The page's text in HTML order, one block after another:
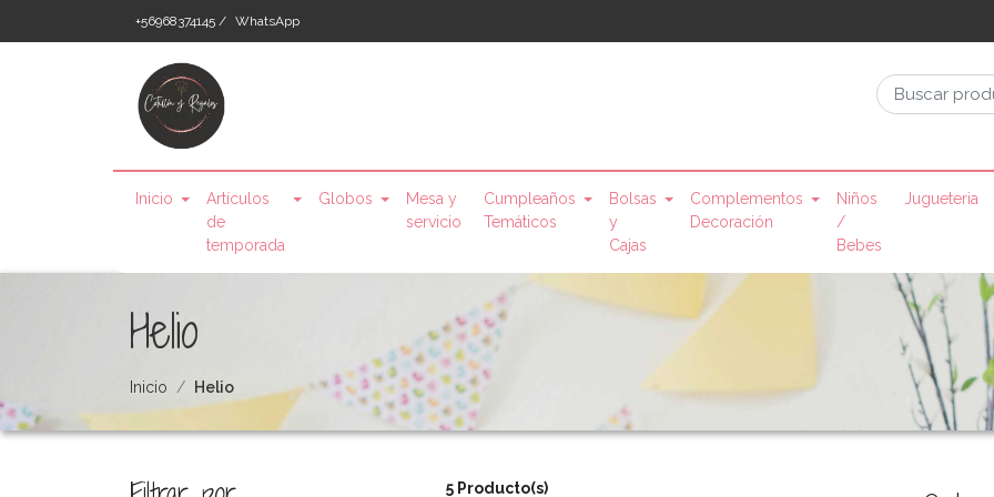
+56968374145 / WhatsApp
Inicio
Artículos
de
temporada
Globos
Mesa y
servicio
Cumpleaños
Temáticos
Bolsas
y
Cajas
Complementos
Decoración
Niños
/
Bebes
Jugueteria
Helio
Inicio Helio
5 Producto(s)